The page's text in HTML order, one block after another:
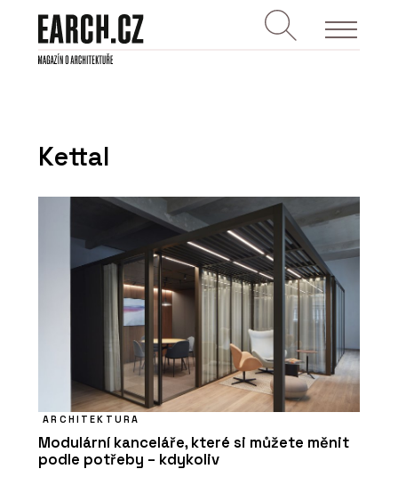
Kettal
ARCHITEKTURA
Modulární kanceláře, které si můžete měnit
podle potřeby – kdykoliv